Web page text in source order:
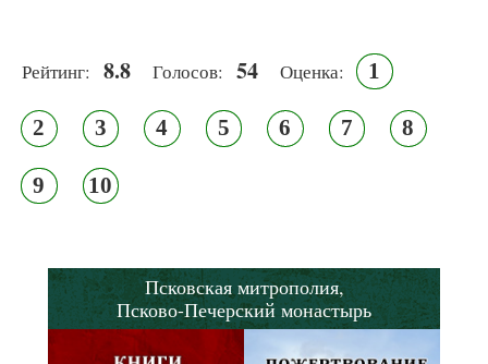
Рейтинг: 8.8 Голосов: 54 Оценка: 1
2 3 4 5 6 7 8
9 10
Псковская митрополия,
Псково-Печерский монастырь